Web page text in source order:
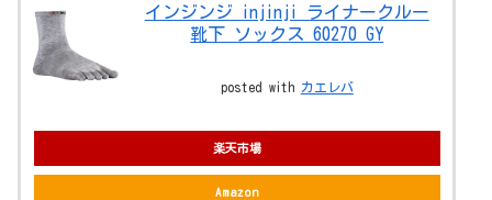
インジンジ injinji ライナークルー
靴下 ソックス 60270 GY
posted with カエレバ
楽天市場
Amazon